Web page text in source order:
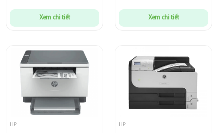
Xem chi tiết Xem chi tiết
HP HP